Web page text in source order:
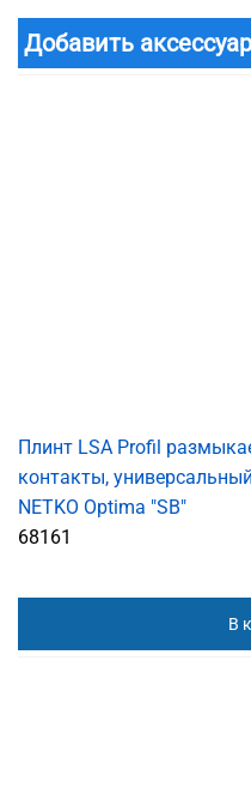
Добавить
Плинт LSA Profil
контакты,
NETKO Optima "SB"
68161
В